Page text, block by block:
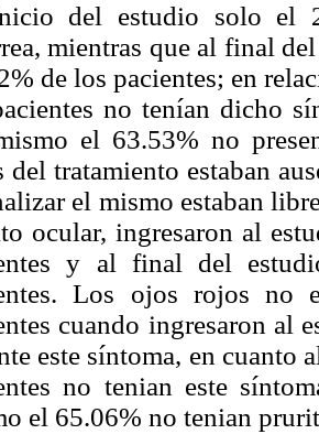
del estudio solo el
mientras que al final
de los pacientes; en
no tenían dicho
el 63.53% no
del tratamiento estaban
el mismo estaban
ocular, ingresaron al
y al final del
Los ojos rojos no
cuando ingresaron al
este síntoma, en
no tenian este
el 65.06% no tenian